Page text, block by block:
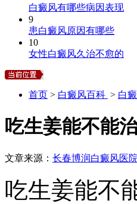
白癜风有哪些病因表现
9
患白癜风原因有哪些
10
女性白癜风久治不愈的
首页 > 白癜风百科 > 白
吃生姜能不能
文章来源： 长春博润白癜风医院
吃生姜能不